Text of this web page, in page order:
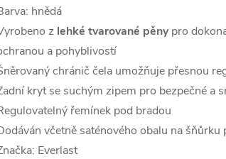
hnědá
z lehké tvarované pěnypro
a pohyblivostí
chránič čela umožňuje přesnou
kryt se suchým zipem pro bezpečné a
řemínek pod bradou
včetně saténového obalu na
Everlast